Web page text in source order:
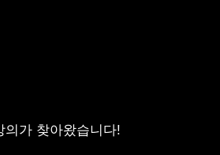
의가 찾아왔습니다!